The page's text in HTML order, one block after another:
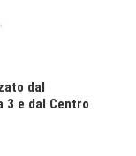
dal
3 e dal Centro